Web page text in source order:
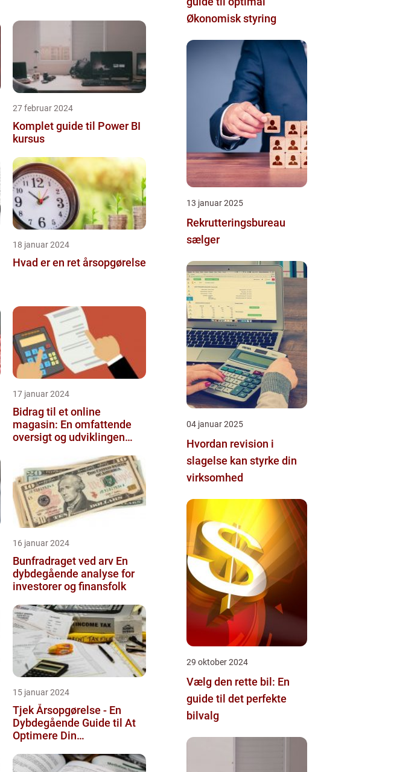
27 februar 2024
Komplet guide til Power BI
kursus
18 januar 2024
Hvad er en ret årsopgørelse
17 januar 2024
Bidrag til et online
magasin: En omfattende
oversigt og udviklingen
16 januar 2024
Bunfradraget ved arv En
dybdegående analyse for
investorer og finansfolk
15 januar 2024
Tjek Årsopgørelse - En
Dybdegående Guide til At
Optimere Din
Økonomisk styring
13 januar 2025
Rekrutteringsbureau
sælger
04 januar 2025
Hvordan revision i
slagelse kan styrke din
virksomhed
29 oktober 2024
Vælg den rette bil: En
guide til det perfekte
bilvalg